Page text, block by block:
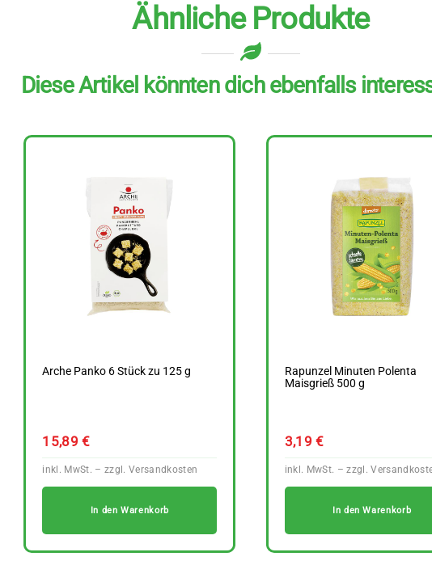
Ähnliche Produkte
Diese Artikel könnten dich ebenfalls
Arche Panko 6 Stück zu 125 g
15,89€
In den Warenkorb
Rapunzel Minuten Polenta
Maisgrieß 500 g
3,19€
In den Warenkorb